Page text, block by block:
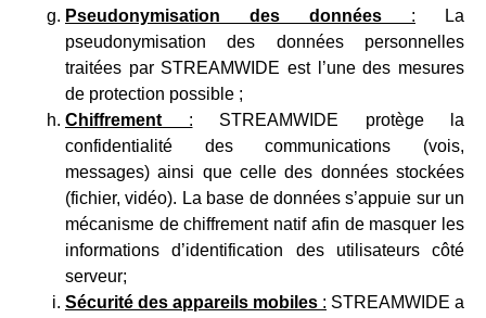
Pseudonymisation des données : La
pseudonymisation des données personnelles
traitées par STREAMWIDE est l’une des mesures
de protection possible ;
Chiffrement : STREAMWIDE protège la
confidentialité des communications (vois,
messages) ainsi que celle des données stockées
(fichier, vidéo). La base de données s’appuie sur un
mécanisme de chiffrement natif afin de masquer les
informations d’identification des utilisateurs côté
serveur;
Sécurité des appareils mobiles : STREAMWIDE a